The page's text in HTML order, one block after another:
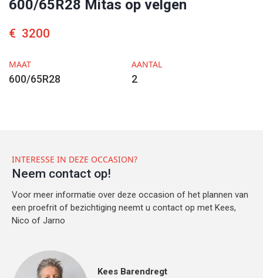
600/65R28 Mitas op velgen
€ 3200
MAAT
600/65R28
AANTAL
2
INTERESSE IN DEZE OCCASION?
Neem contact op!
Voor meer informatie over deze occasion of het plannen van
een proefrit of bezichtiging neemt u contact op met Kees,
Nico of Jarno
Kees Barendregt